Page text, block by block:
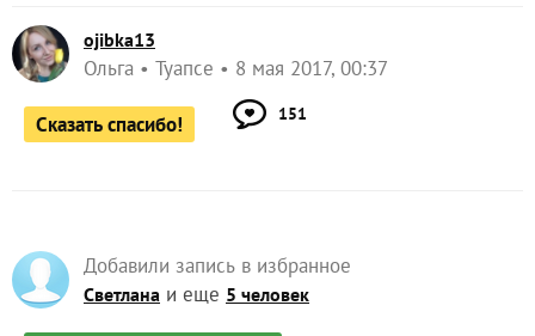
ojibka13
Ольга Туапсе 8 мая 2017, 00:37
Сказать спасибо! 151
Добавили запись в избранное
Светлана и еще 5 человек